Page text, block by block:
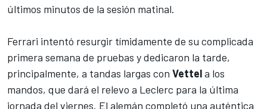
últimos minutos de la sesión matinal.
Ferrari intentó resurgir tímidamente de su complicada
primera semana de pruebas y dedicaron la tarde,
principalmente, a tandas largas con Vettela los
mandos, que dará el relevo a Leclerc para la última
jornada del viernes. El alemán completó una auténtica